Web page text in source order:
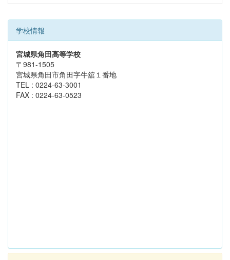
学校情報
宮城県角田高等学校
〒981-1505
宮城県角田市角田字牛舘１番地
TEL : 0224-63-3001
FAX : 0224-63-0523